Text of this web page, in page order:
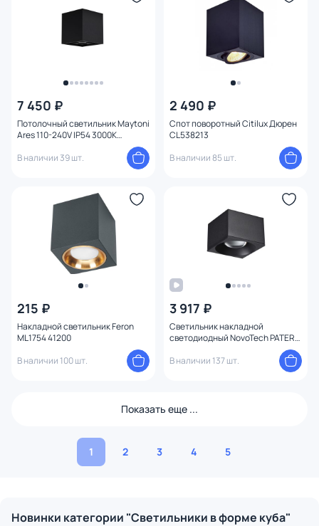
7 450 ₽
Потолочный светильник Maytoni
Ares 110-240V IP54 3000K
В наличии 39 шт.
2 490 ₽
Спот поворотный Citilux Дюрен
CL538213
В наличии 85 шт.
215 ₽
Накладной светильник Feron
ML1754 41200
В наличии 100 шт.
3 917 ₽
Светильник накладной
светодиодный NovoTech PATERA
В наличии 137 шт.
Показать еще ...
1 2 3 4 5
Новинки категории "Светильники в форме куба"